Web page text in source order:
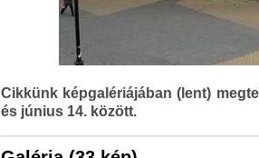
Cikkünk képgalériájában (lent)
és június 14. között.